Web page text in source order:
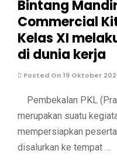
Bintang
Commercial
Kelas XI
di dunia kerja
Posted On 19 Oktober
Pembekalan PKL
merupakan suatu
mempersiapkan
disalurkan ke tempat …